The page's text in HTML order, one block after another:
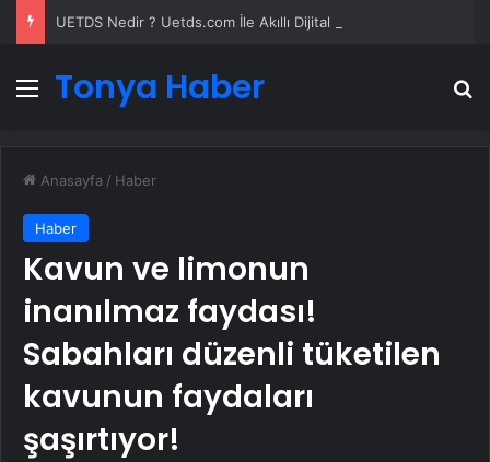
Menü
Tonya Haber
Anasayfa / Haber
Haber
Kavun ve limonun
inanılmaz faydası!
Sabahları düzenli tüketilen
kavunun faydaları
şaşırtıyor!